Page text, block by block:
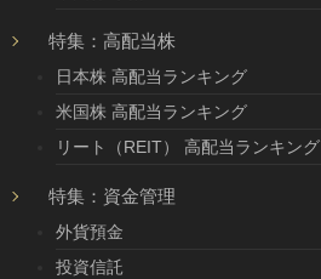
特集：高配当株
日本株 高配当ランキング
米国株 高配当ランキング
リート（REIT） 高配当ランキング
特集：資金管理
外貨預金
投資信託